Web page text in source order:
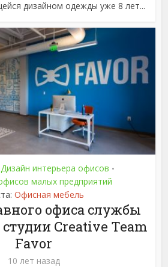
дизайном одежды уже 8 лет...
Дизайн интерьера офисов •
малых предприятий
Офисная мебель
офиса службы
студии Creative Team
Favor
10 лет назад